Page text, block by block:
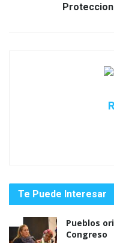
Proteccion
Te Puede Interesar
Pueblos
Congreso